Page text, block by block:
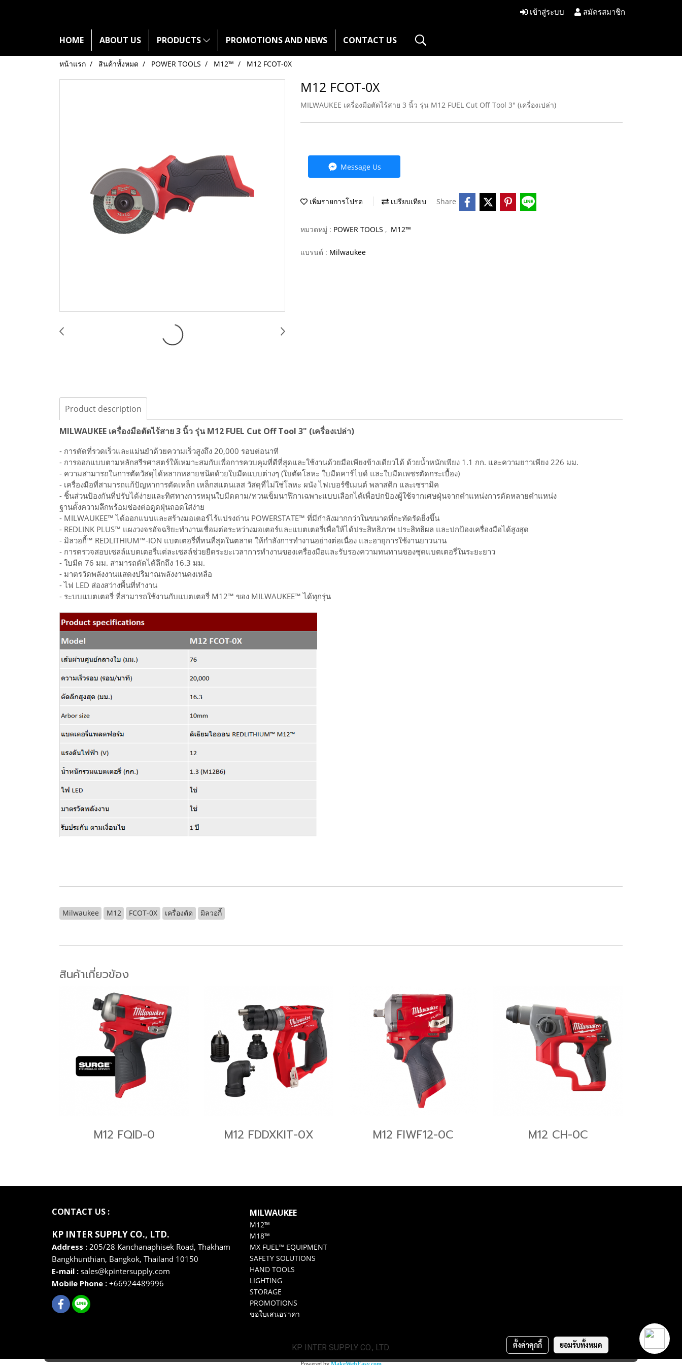
เข้าสู่ระบบ สมัครสมาชิก
HOME ABOUT US PRODUCTS PROMOTIONS AND NEWS CONTACT US
หน้าแรก สินค้าทั้งหมด POWER TOOLS M12™ M12 FCOT-0X
M12 FCOT-0X
MILWAUKEE เครื่องมือตัดไร้สาย 3 นิ้ว รุ่น M12 FUEL Cut Off Tool 3" (เครื่องเปล่า)
Message Us
เพิ่มรายการโปรด เปรียบเทียบ Share
หมวดหมู่ : POWER TOOLS , M12™
แบรนด์ : Milwaukee
Product description
MILWAUKEE เครื่องมือตัดไร้สาย 3 นิ้ว รุ่น M12 FUEL Cut Off Tool 3" (เครื่องเปล่า)
- การตัดที่รวดเร็วและแม่นยำด้วยความเร็วสูงถึง 20,000 รอบต่อนาที
- การออกแบบตามหลักสรีรศาสตร์ให้เหมาะสมกับเพื่อการควบคุมที่ดีที่สุดและใช้งานด้วยมือเพียงข้างเดียวได้ ด้วยน้ำหนักเพียง 1.1 กก. และความยาวเพียง 226 มม.
- ความสามารถในการตัดวัสดุได้หลากหลายชนิดด้วยใบมีดแบบต่างๆ (ใบตัดโลหะ ใบมีดคาร์ไบด์ และใบมีดเพชรตัดกระเบื้อง)
- เครื่องมือที่สามารถแก้ปัญหาการตัดเหล็ก เหล็กสแตนเลส วัสดุที่ไม่ใช่โลหะ ผนัง ไฟเบอร์ซีเมนต์ พลาสติก และเซรามิค
- ชิ้นส่วนป้องกันที่ปรับได้ง่ายและทิศทางการหมุนใบมีดตาม/ทวนเข็มนาฬิกาเฉพาะแบบเลือกได้เพื่อปกป้องผู้ใช้จากเศษฝุ่นจากตำแหน่งการตัดหลายตำแหน่ง
ฐานตั้งความลึกพร้อมช่องต่อดูดฝุ่นถอดใส่ง่าย
- MILWAUKEE™ ได้ออกแบบและสร้างมอเตอร์ไร้แปรงถ่าน POWERSTATE™ ที่มีกำลังมากกว่าในขนาดที่กะทัดรัดยิ่งขึ้น
- REDLINK PLUS™ แผงวงจรอัจฉริยะทำงานเชื่อมต่อระหว่างมอเตอร์และแบตเตอรี่เพื่อให้ได้ประสิทธิภาพ ประสิทธิผล และปกป้องเครื่องมือได้สูงสุด
- มิลวอกี้™ REDLITHIUM™-ION แบตเตอรี่ที่ทนที่สุดในตลาด ให้กำลังการทำงานอย่างต่อเนื่อง และอายุการใช้งานยาวนาน
- การตรวจสอบเซลล์แบตเตอรี่แต่ละเซลล์ช่วยยืดระยะเวลาการทำงานของเครื่องมือและรับรองความทนทานของชุดแบตเตอรี่ในระยะยาว
- ใบมีด 76 มม. สามารถตัดได้ลึกถึง 16.3 มม.
- มาตรวัดพลังงานแสดงปริมาณพลังงานคงเหลือ
- ไฟ LED ส่องสว่างพื้นที่ทำงาน
- ระบบแบตเตอรี่ ที่สามารถใช้งานกับแบตเตอรี่ M12™ ของ MILWAUKEE™ ได้ทุกรุ่น
Milwaukee M12 FCOT-0X เครื่องตัด มิลวอกี้
สินค้าเกี่ยวข้อง
M12 FQID-0 M12 FDDXKIT-0X M12 FIWF12-0C M12 CH-0C
CONTACT US :
KP INTER SUPPLY CO., LTD.
Address : 205/28 Kanchanaphisek Road, Thakham
Bangkhunthian, Bangkok, Thailand 10150
E-mail : sales@kpintersupply.com
Mobile Phone : +66924489996
MILWAUKEE
M12™
M18™
MX FUEL™ EQUIPMENT
SAFETY SOLUTIONS
HAND TOOLS
LIGHTING
STORAGE
PROMOTIONS
ขอใบเสนอราคา
KP INTER SUPPLY CO., LTD. ตั้งค่าคุกกี้ ยอมรับทั้งหมด